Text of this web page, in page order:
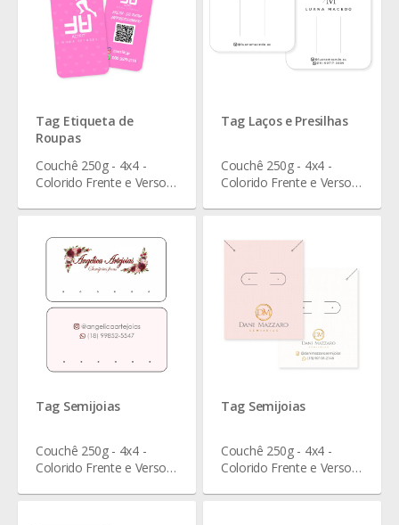
Tag Etiqueta de
Roupas
Couchê 250g - 4x4 -
Colorido Frente e Verso -
Tag Laços e Presilhas
Couchê 250g - 4x4 -
Colorido Frente e Verso -
Tag Semijoias
Couchê 250g - 4x4 -
Colorido Frente e Verso -
Tag Semijoias
Couchê 250g - 4x4 -
Colorido Frente e Verso -